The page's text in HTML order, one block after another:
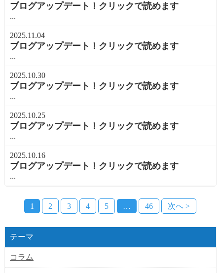
ブログアップデート！クリックで読めます
...
2025.11.04
ブログアップデート！クリックで読めます
...
2025.10.30
ブログアップデート！クリックで読めます
...
2025.10.25
ブログアップデート！クリックで読めます
...
2025.10.16
ブログアップデート！クリックで読めます
...
1 2 3 4 5 … 46 次へ >
テーマ
コラム